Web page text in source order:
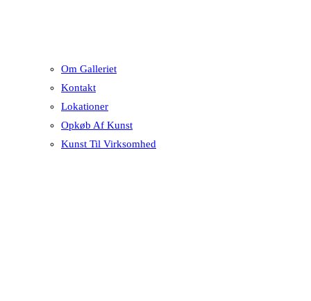
Om Galleriet
Kontakt
Lokationer
Opkøb Af Kunst
Kunst Til Virksomhed